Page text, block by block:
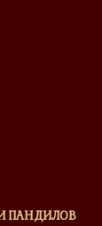
ПАНДИЛОВ